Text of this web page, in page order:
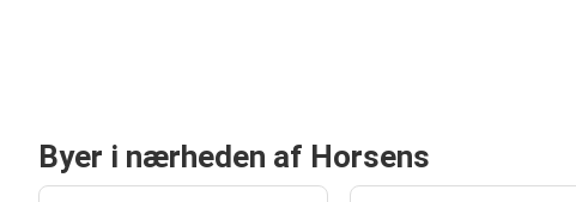
Byer i nærheden af Horsens